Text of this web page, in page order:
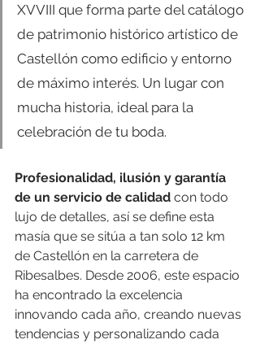
XVVIII que forma parte del catálogo
de patrimonio histórico artístico de
Castellón como edificio y entorno
de máximo interés. Un lugar con
mucha historia, ideal para la
celebración de tu boda.
Profesionalidad, ilusión y garantía
de un servicio de calidad con todo
lujo de detalles, así se define esta
masía que se sitúa a tan solo 12 km
de Castellón en la carretera de
Ribesalbes. Desde 2006, este espacio
ha encontrado la excelencia
innovando cada año, creando nuevas
tendencias y personalizando cada